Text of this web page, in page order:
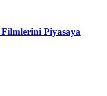
Piyasaya